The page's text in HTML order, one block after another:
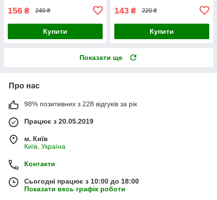
156 ₴ 240 ₴
Купити
143 ₴ 220 ₴
Купити
Показати ще
Про нас
98% позитивних з 228 відгуків за рік
Працює з 20.05.2019
м. Київ
Київ, Україна
Контакти
Сьогодні працює з 10:00 до 18:00
Показати весь графік роботи